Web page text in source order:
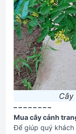
– – – – – – – –
Mua cây cảnh
Để giúp quý khách